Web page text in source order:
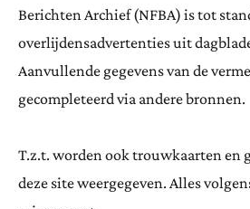
Berichten Archief (NFBA) is tot
overlijdensadvertenties uit
Aanvullende gegevens van de
gecompleteerd via andere bronnen.
T.z.t. worden ook trouwkaarten en
deze site weergegeven. Alles